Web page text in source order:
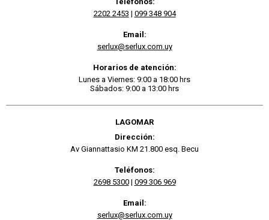
2202 2453 | 099 348 904
Email:
serlux@serlux.com.uy
Horarios de atención:
Lunes a Viernes: 9:00 a 18:00 hrs
Sábados: 9:00 a 13:00 hrs
LAGOMAR
Dirección:
Av Giannattasio KM 21.800 esq. Becu
Teléfonos:
2698 5300| 099 306 969
Email:
serlux@serlux.com.uy